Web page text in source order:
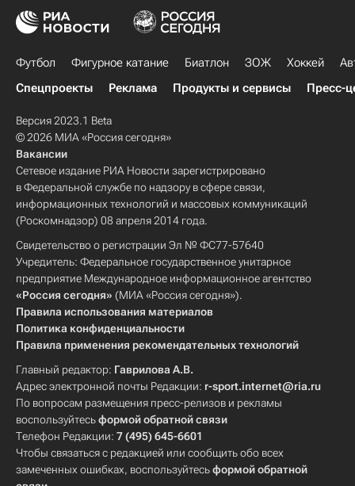
Футбол Фигурное катание Биатлон ЗОЖ Хоккей
Спецпроекты
Реклама Продукты и сервисы Пресс-
Версия 2023.1 Beta
© 2026 МИА «Россия сегодня»
Вакансии
Сетевое издание РИА Новости зарегистрировано
в Федеральной службе по надзору в сфере связи,
информационных технологий и массовых коммуникаций
(Роскомнадзор) 08 апреля 2014 года.
Свидетельство о регистрации Эл № ФС77-57640
Учредитель: Федеральное государственное унитарное
предприятие Международное информационное агентство
«Россия сегодня» (МИА «Россия сегодня»).
Правила использования материалов
Политика конфиденциальности
Правила применения рекомендательных технологий
Главный редактор: Гаврилова А.В.
Адрес электронной почты Редакции: r-sport.internet@ria.ru
По вопросам размещения пресс-релизов и рекламы
воспользуйтесьформой обратной связи
Телефон Редакции: 7 (495) 645-6601
Чтобы связаться с редакцией или сообщить обо всех
замеченных ошибках, воспользуйтесьформой обратной